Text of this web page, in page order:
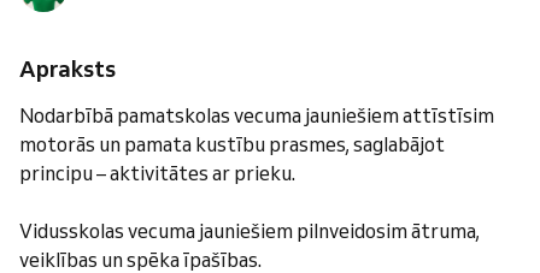
Apraksts
Nodarbībā pamatskolas vecuma jauniešiem attīstīsim
motorās un pamata kustību prasmes, saglabājot
principu – aktivitātes ar prieku.
Vidusskolas vecuma jauniešiem pilnveidosim ātruma,
veiklības un spēka īpašības.